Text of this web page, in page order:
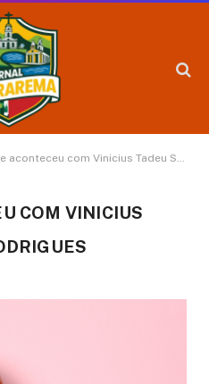
com Vinicius Tadeu Sattin Rodrigues
COM VINICIUS